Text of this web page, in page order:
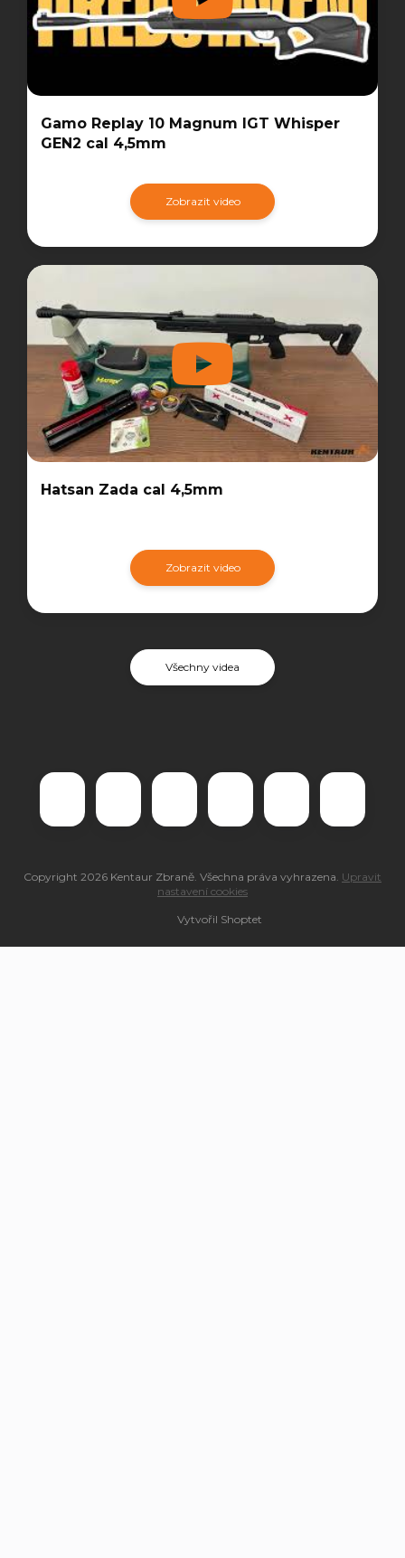
Gamo Replay 10 Magnum IGT Whisper
GEN2 cal 4,5mm
Zobrazit video
Hatsan Zada cal 4,5mm
Zobrazit video
Všechny videa
Vytvořil Shoptet
Copyright 2026 Kentaur Zbraně. Všechna práva vyhrazena. Upravit
nastavení cookies